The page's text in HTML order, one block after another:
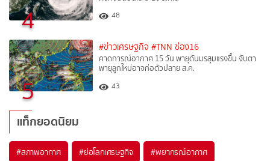
4 48
5
#ข่าวเศรษฐกิจ #TNN ช่อง16
คาดการณ์อากาศ 15 วัน พายุดันมรสุมแรงขึ้น จับตา
พายุลูกใหม่อาจก่อตัวปลาย ส.ค.
43
แท็กยอดนิยม
#สภาพอากาศ #ย่อโลกเศรษฐกิจ #พยากรณ์อากาศ